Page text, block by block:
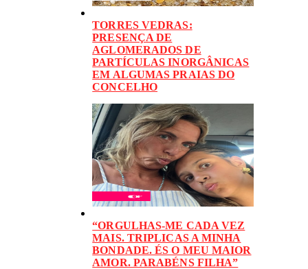
TORRES VEDRAS:
PRESENÇA DE
AGLOMERADOS DE
PARTÍCULAS INORGÂNICAS
EM ALGUMAS PRAIAS DO
CONCELHO
“ORGULHAS-ME CADA VEZ
MAIS. TRIPLICAS A MINHA
BONDADE. ÉS O MEU MAIOR
AMOR. PARABÉNS FILHA”